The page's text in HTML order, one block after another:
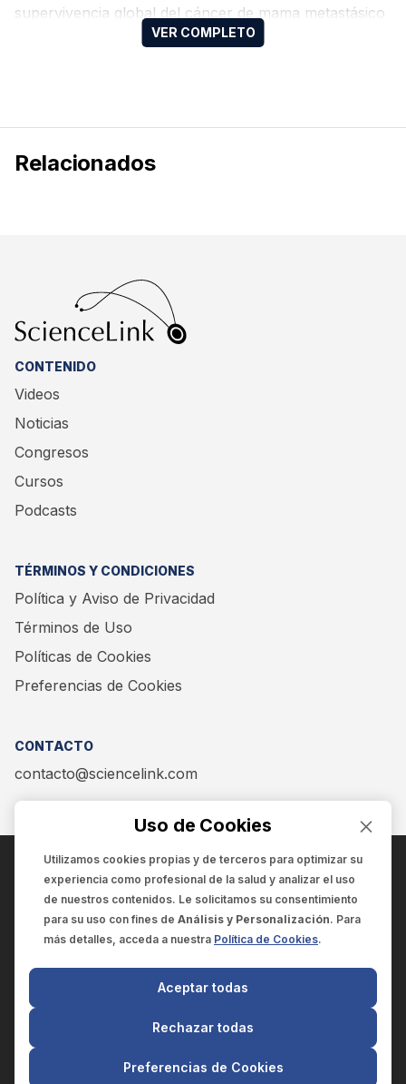
supervivencia global del cáncer de mama metastásico
con receptores hormonales positivos, posiblemente
Relacionados
CONTENIDO
Videos
Noticias
Congresos
Cursos
Podcasts
TÉRMINOS Y CONDICIONES
Política y Aviso de Privacidad
Términos de Uso
Políticas de Cookies
Preferencias de Cookies
CONTACTO
contacto@sciencelink.com
ENCUÉNTRANOS EN:
SCIENCELINK
SCILINK COMUNICACIÓN CIENTÍFICA SC
El contenido y la información de este sitio web es exclusivo
para profesionales de la salud.
Uso de Cookies
Utilizamos cookies propias y de terceros para optimizar su
experiencia como profesional de la salud y analizar el uso
de nuestros contenidos. Le solicitamos su consentimiento
para su uso con fines de Análisis y Personalización. Para
más detalles, acceda a nuestra Política de Cookies.
Preferencias de Cookies
Rechazar todas
Aceptar todas